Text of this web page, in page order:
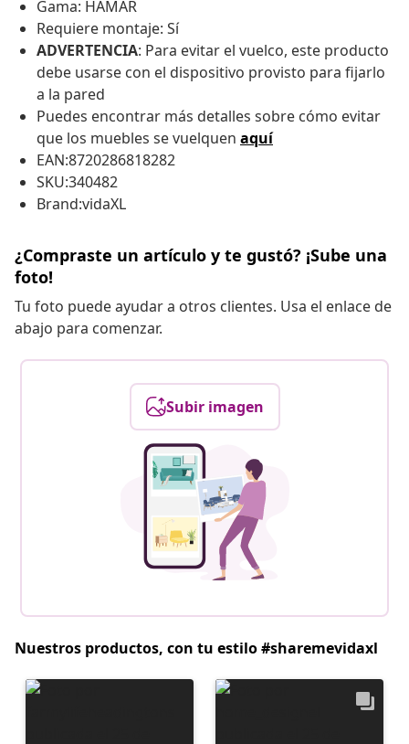
Gama: HAMAR
Requiere montaje: Sí
ADVERTENCIA: Para evitar el vuelco, este producto
debe usarse con el dispositivo provisto para fijarlo
a la pared
Puedes encontrar más detalles sobre cómo evitar
que los muebles se vuelquen aquí
EAN:8720286818282
SKU:340482
Brand:vidaXL
¿Compraste un artículo y te gustó? ¡Sube una
foto!
Tu foto puede ayudar a otros clientes. Usa el enlace de
abajo para comenzar.
Subir imagen
Nuestros productos, con tu estilo #sharemevidaxl